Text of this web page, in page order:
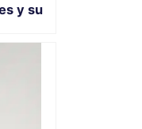
y su